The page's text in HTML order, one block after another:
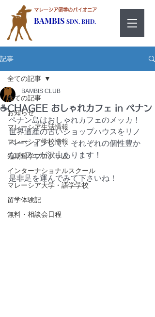
マレーシア留学のパイオニア
BAMBIS SDN. BHD.
記事
全ての記事
お知らせ
マレーシア生活情報
マレーシア学校情報
短期留学プログラム
インターナショナルスクール
マレーシア大学・語学学校
留学体験記
無料・相談会日程
全ての記事
☕CHAGEE おしゃれカフェ in ペナン
BAMBIS CLUB
ペナン島はおしゃれカフェのメッカ！
世界遺産の古いショップハウスをリノ
ベーションして、それぞれの個性豊か
なカフェが沢山あります！
是非足を運んでみて下さいね！